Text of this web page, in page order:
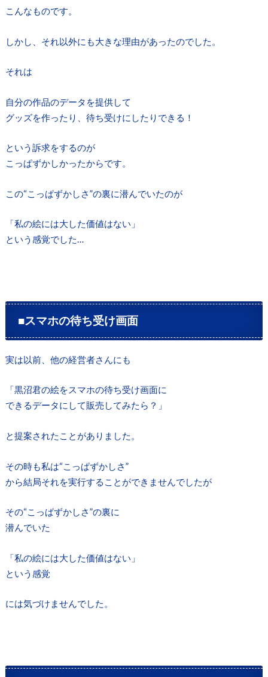
こんなものです。
しかし、それ以外にも大きな理由があったのでした。
それは
自分の作品のデータを提供して
グッズを作ったり、待ち受けにしたりできる！
という訴求をするのが
こっぱずかしかったからです。
この“こっぱずかしさ”の裏に潜んでいたのが
「私の絵には大した価値はない」
という感覚でした…
■スマホの待ち受け画面
実は以前、他の経営者さんにも
「黒沼君の絵をスマホの待ち受け画面に
できるデータにして販売してみたら？」
と提案されたことがありました。
その時も私は“こっぱずかしさ”
から結局それを実行することができませんでしたが
その“こっぱずかしさ”の裏に
潜んでいた
「私の絵には大した価値はない」
という感覚
には気づけませんでした。